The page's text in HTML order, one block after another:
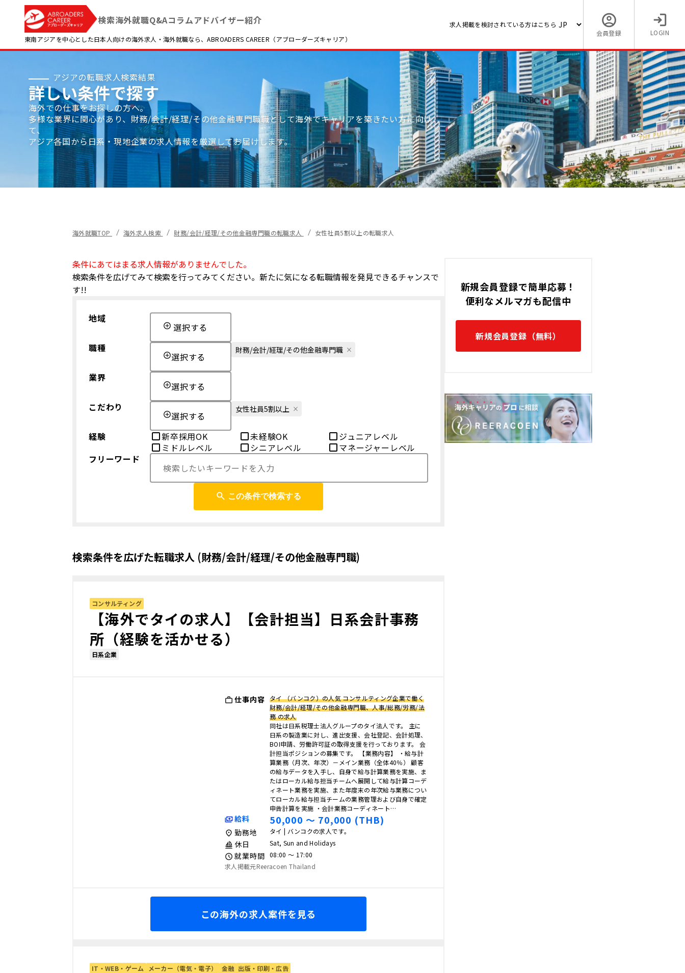
検索海外就職Q&Aコラムアドバイザー紹介
東南アジアを中心とした日本人向けの海外求人・海外就職なら、ABROADERS CAREER（アブローダーズキャリア）
求人掲載を検討されている方はこちら
会員登録
LOGIN
アジアの転職求人検索結果
詳しい条件で探す
海外での仕事をお探しの方へ。
多様な業界に関心があり、財務/会計/経理/その他金融専門職職として海外でキャリアを築きたい方に向け
て、
アジア各国から日系・現地企業の求人情報を厳選してお届けします。
海外就職TOP 海外求人検索 財務/会計/経理/その他金融専門職の転職求人 女性社員5割以上の転職求人
新規会員登録で簡単応募！
便利なメルマガも配信中
新規会員登録（無料）
条件にあてはまる求人情報がありませんでした。
検索条件を広げてみて検索を行ってみてください。新たに気になる転職情報を発見できるチャンスで
す!!
地域
選択する
職種
選択する
財務/会計/経理/その他金融専門職
業界
選択する
こだわり
選択する
女性社員5割以上
経験 新卒採用OK 未経験OK
ジュニアレベル
ミドルレベル
シニアレベル
マネージャーレベル
フリーワード
この条件で検索する
検索条件を広げた転職求人 (財務/会計/経理/その他金融専門職)
コンサルティング
【海外でタイの求人】【会計担当】日系会計事務
所（経験を活かせる）
日系企業
仕事内容 タイ （バンコク）の人気 コンサルティング企業で働く
財務/会計/経理/その他金融専門職、人事/総務/労務/法
務 の求人
同社は日系税理士法人グループのタイ法人です。 主に
日系の製造業に対し、進出支援、会社登記、会計処理、
BOI申請、労働許可証の取得支援を行っております。 会
計担当ポジションの募集です。 【業務内容】 ・給与計
算業務（月次、年次）－メイン業務（全体40％） 顧客
の給与データを入手し、自身で給与計算業務を実施、ま
たはローカル給与担当チームへ展開して給与計算コーデ
ィネート業務を実施、また年度末の年次給与業務につい
てローカル給与担当チームの業務管理および自身で確定
申告計算を実施 ・会計業務コーディネート…
給料 50,000 〜 70,000 (THB)
勤務地 タイ | バンコクの求人です。
休日 Sat, Sun and Holidays
就業時間 08:00 〜 17:00
求人掲載元Reeracoen Thailand
この海外の求人案件を見る
IT・WEB・ゲーム メーカー（電気・電子） 金融 出版・印刷・広告